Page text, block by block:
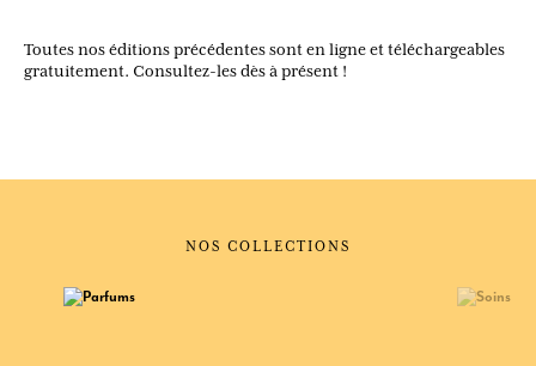
Toutes nos éditions précédentes sont en ligne et téléchargeables
gratuitement. Consultez-les dès à présent !
NOS COLLECTIONS